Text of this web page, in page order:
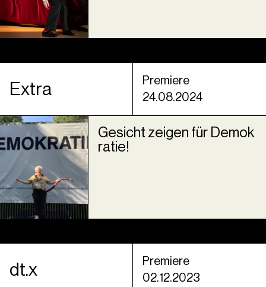
Extra
Premiere
24.08.2024
Gesicht zeigen für Demok
ratie!
dt.x
Premiere
02.12.2023